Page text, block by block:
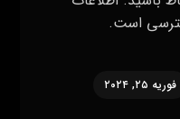
است.
فوریه ۲۵, ۲۰۲۴